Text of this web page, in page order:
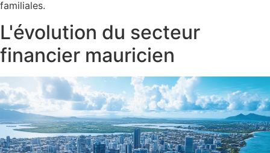
familiales.
L'évolution du secteur
financier mauricien